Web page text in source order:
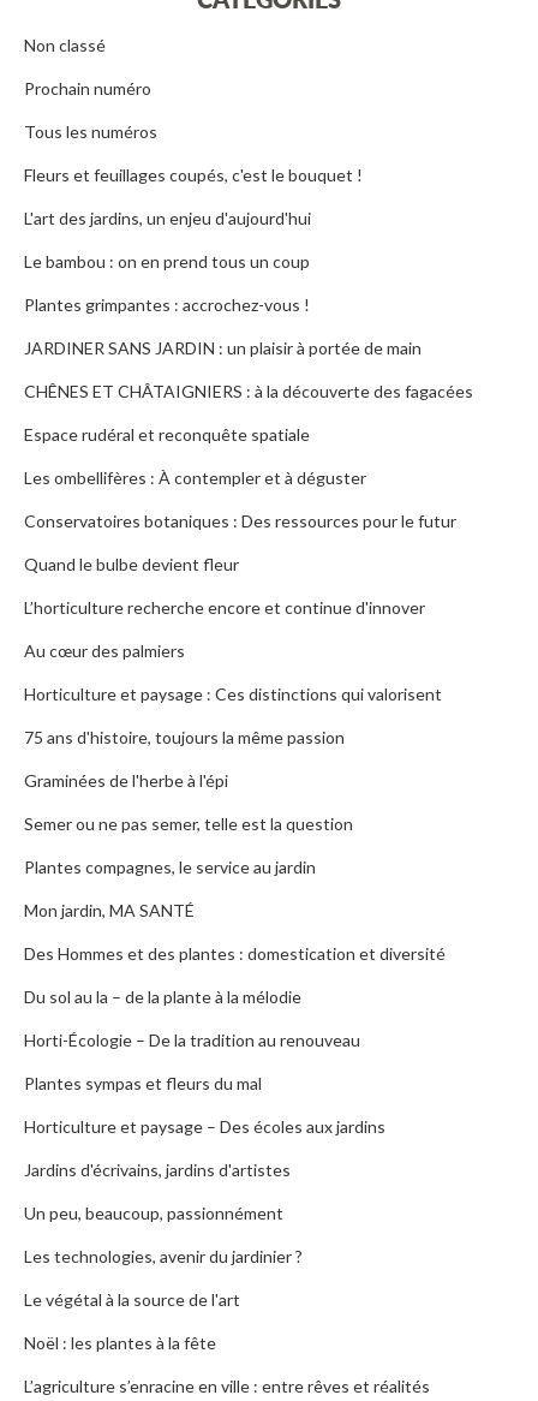
Non classé
Prochain numéro
Tous les numéros
Fleurs et feuillages coupés, c'est le bouquet !
L'art des jardins, un enjeu d'aujourd'hui
Le bambou : on en prend tous un coup
Plantes grimpantes : accrochez-vous !
JARDINER SANS JARDIN : un plaisir à portée de main
CHÊNES ET CHÂTAIGNIERS : à la découverte des fagacées
Espace rudéral et reconquête spatiale
Les ombellifères : À contempler et à déguster
Conservatoires botaniques : Des ressources pour le futur
Quand le bulbe devient fleur
L’horticulture recherche encore et continue d'innover
Au cœur des palmiers
Horticulture et paysage : Ces distinctions qui valorisent
75 ans d'histoire, toujours la même passion
Graminées de l'herbe à l'épi
Semer ou ne pas semer, telle est la question
Plantes compagnes, le service au jardin
Mon jardin, MA SANTÉ
Des Hommes et des plantes : domestication et diversité
Du sol au la – de la plante à la mélodie
Horti-Écologie – De la tradition au renouveau
Plantes sympas et fleurs du mal
Horticulture et paysage – Des écoles aux jardins
Jardins d'écrivains, jardins d'artistes
Un peu, beaucoup, passionnément
Les technologies, avenir du jardinier ?
Le végétal à la source de l'art
Noël : les plantes à la fête
L’agriculture s’enracine en ville : entre rêves et réalités